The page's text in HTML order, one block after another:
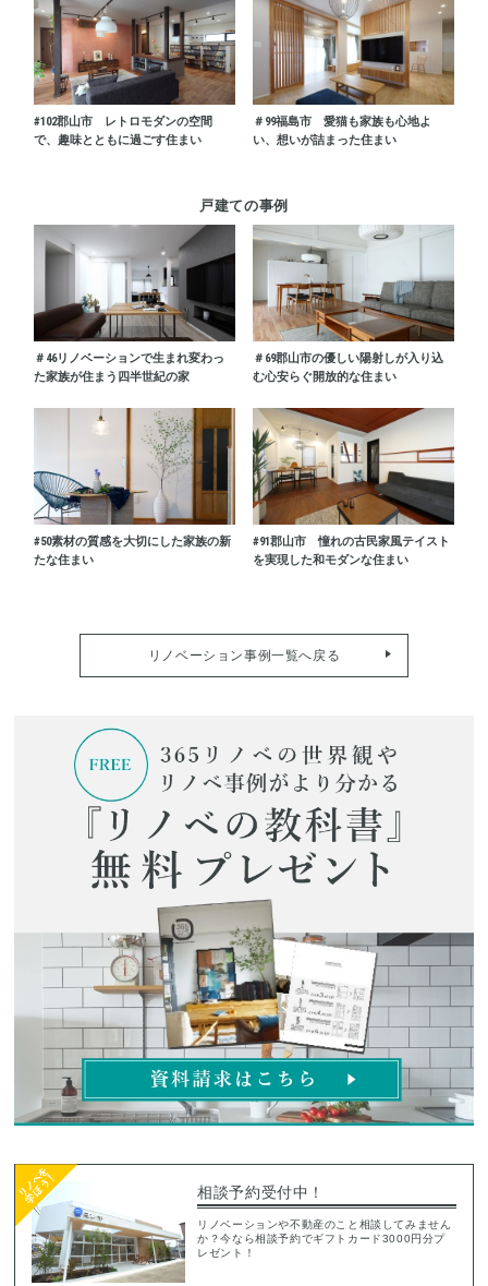
#102郡山市 レトロモダンの空間
で、趣味とともに過ごす住まい
＃99福島市 愛猫も家族も心地よ
い、想いが詰まった住まい
戸建ての事例
＃46リノベーションで生まれ変わっ
た家族が住まう四半世紀の家
＃69郡山市の優しい陽射しが入り込
む心安らぐ開放的な住まい
#50素材の質感を大切にした家族の新
たな住まい
#91郡山市 憧れの古民家風テイスト
を実現した和モダンな住まい
リノベーション事例一覧へ戻る
相談予約受付中！
リノベーションや不動産のこと相談してみません
か？今なら相談予約でギフトカード3000円分プ
レゼント！